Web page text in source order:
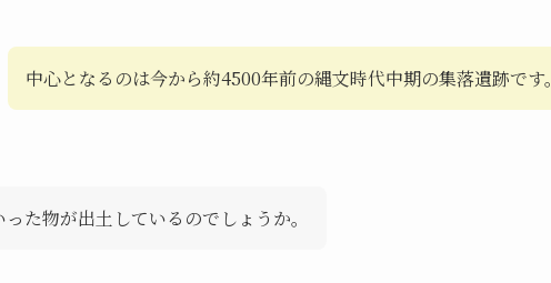
中心となるのは今から約4500年前の縄文時代中期の集落遺跡です。
た物が出土しているのでしょうか。